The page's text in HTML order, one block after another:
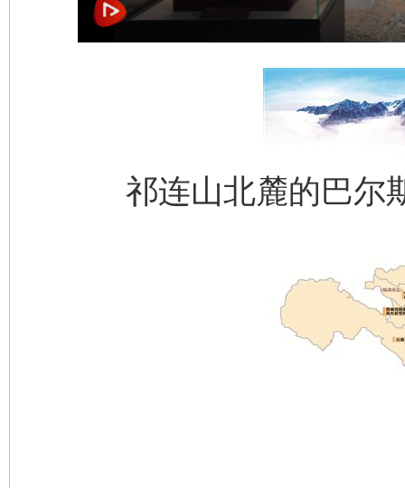
祁连山北麓的巴尔